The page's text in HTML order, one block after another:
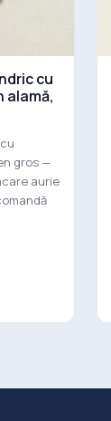
cu
alamă,
gros —
aurie